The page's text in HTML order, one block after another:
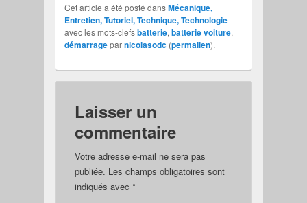
Cet article a été posté dansMécanique,
Entretien, Tutoriel, Technique, Technologie
avec les mots-clefsbatterie,batterie voiture,
démarrageparnicolasodc (permalien).
Laisser un
commentaire
Votre adresse e-mail ne sera pas
publiée. Les champs obligatoires sont
indiqués avec *